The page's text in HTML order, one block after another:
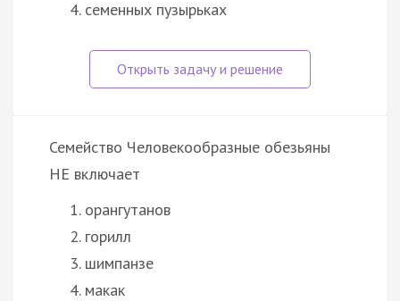
семенных пузырьках
Семейство Человекообразные обезьяны
НЕ включает
орангутанов
горилл
шимпанзе
макак